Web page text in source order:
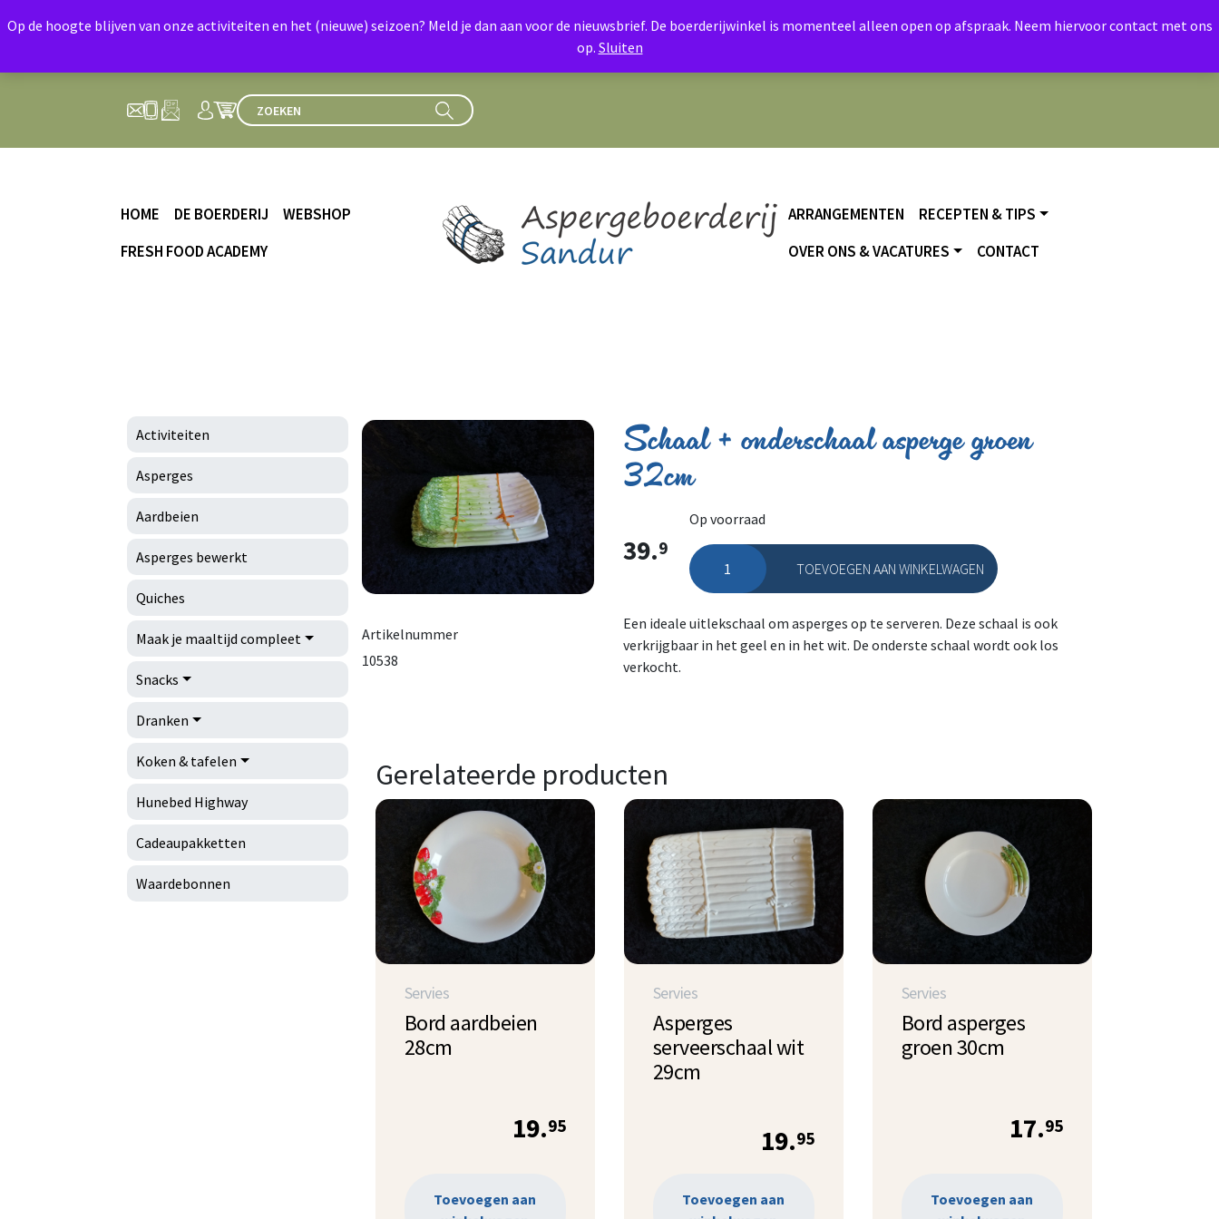
HOME DE BOERDERIJ
WEBSHOP
FRESH FOOD ACADEMY
ARRANGEMENTEN
RECEPTEN & TIPS
OVER ONS & VACATURES
CONTACT
Activiteiten
Asperges
Aardbeien
Asperges bewerkt
Quiches
Maak je maaltijd compleet
Snacks
Dranken
Koken & tafelen
Hunebed Highway
Cadeaupakketten
Waardebonnen
Artikelnummer
10538
Schaal + onderschaal asperge groen
32cm
39.9
Op voorraad
Schaal + onderschaal asperge groen 32cm aantal
TOEVOEGEN AAN WINKELWAGEN
Een ideale uitlekschaal om asperges op te serveren. Deze schaal is ook
verkrijgbaar in het geel en in het wit. De onderste schaal wordt ook los
verkocht.
Gerelateerde producten
Servies
Bord aardbeien
28cm
19.95
Toevoegen aan
Servies
Asperges
serveerschaal wit
29cm
19.95
Toevoegen aan
Servies
Bord asperges
groen 30cm
17.95
Toevoegen aan
Op de hoogte blijven van onze activiteiten en het (nieuwe) seizoen? Meld je dan aan voor de nieuwsbrief. De boerderijwinkel is momenteel alleen open op afspraak. Neem hiervoor contact met ons
op. Sluiten